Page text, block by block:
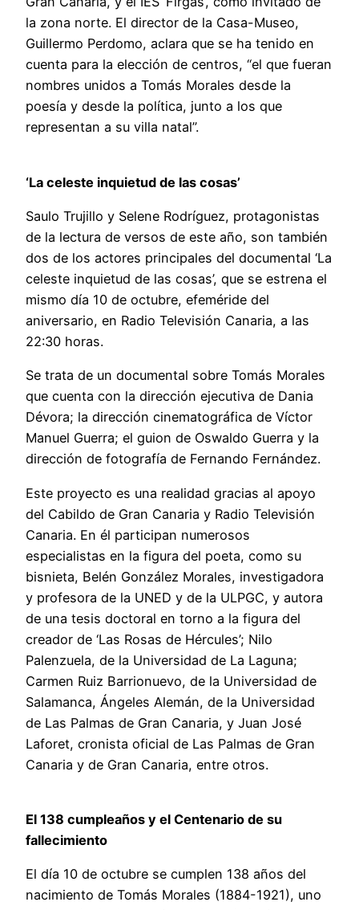
la zona norte. El director de la Casa-Museo,
Guillermo Perdomo, aclara que se ha tenido en
cuenta para la elección de centros, “el que fueran
nombres unidos a Tomás Morales desde la
poesía y desde la política, junto a los que
representan a su villa natal”.
‘La celeste inquietud de las cosas’
Saulo Trujillo y Selene Rodríguez, protagonistas
de la lectura de versos de este año, son también
dos de los actores principales del documental ‘La
celeste inquietud de las cosas’, que se estrena el
mismo día 10 de octubre, efeméride del
aniversario, en Radio Televisión Canaria, a las
22:30 horas.
Se trata de un documental sobre Tomás Morales
que cuenta con la dirección ejecutiva de Dania
Dévora; la dirección cinematográfica de Víctor
Manuel Guerra; el guion de Oswaldo Guerra y la
dirección de fotografía de Fernando Fernández.
Este proyecto es una realidad gracias al apoyo
del Cabildo de Gran Canaria y Radio Televisión
Canaria. En él participan numerosos
especialistas en la figura del poeta, como su
bisnieta, Belén González Morales, investigadora
y profesora de la UNED y de la ULPGC, y autora
de una tesis doctoral en torno a la figura del
creador de ‘Las Rosas de Hércules’; Nilo
Palenzuela, de la Universidad de La Laguna;
Carmen Ruiz Barrionuevo, de la Universidad de
Salamanca, Ángeles Alemán, de la Universidad
de Las Palmas de Gran Canaria, y Juan José
Laforet, cronista oficial de Las Palmas de Gran
Canaria y de Gran Canaria, entre otros.
El 138 cumpleaños y el Centenario de su
fallecimiento
El día 10 de octubre se cumplen 138 años del
nacimiento de Tomás Morales (1884-1921), uno